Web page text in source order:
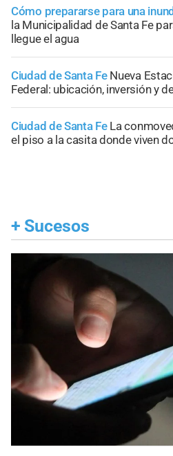
Cómo prepararse para una
la Municipalidad de Santa Fe
llegue el agua
Ciudad de Santa Fe Nueva
Federal: ubicación, inversión y
Ciudad de Santa Fe La
el piso a la casita donde viven
+ Sucesos